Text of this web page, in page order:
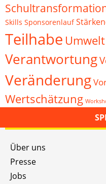
Skills Sponsorenlauf
Teilhabe Umwelt
Verantwortung
Veränderung
Wertschätzung
Über uns
Presse
Jobs